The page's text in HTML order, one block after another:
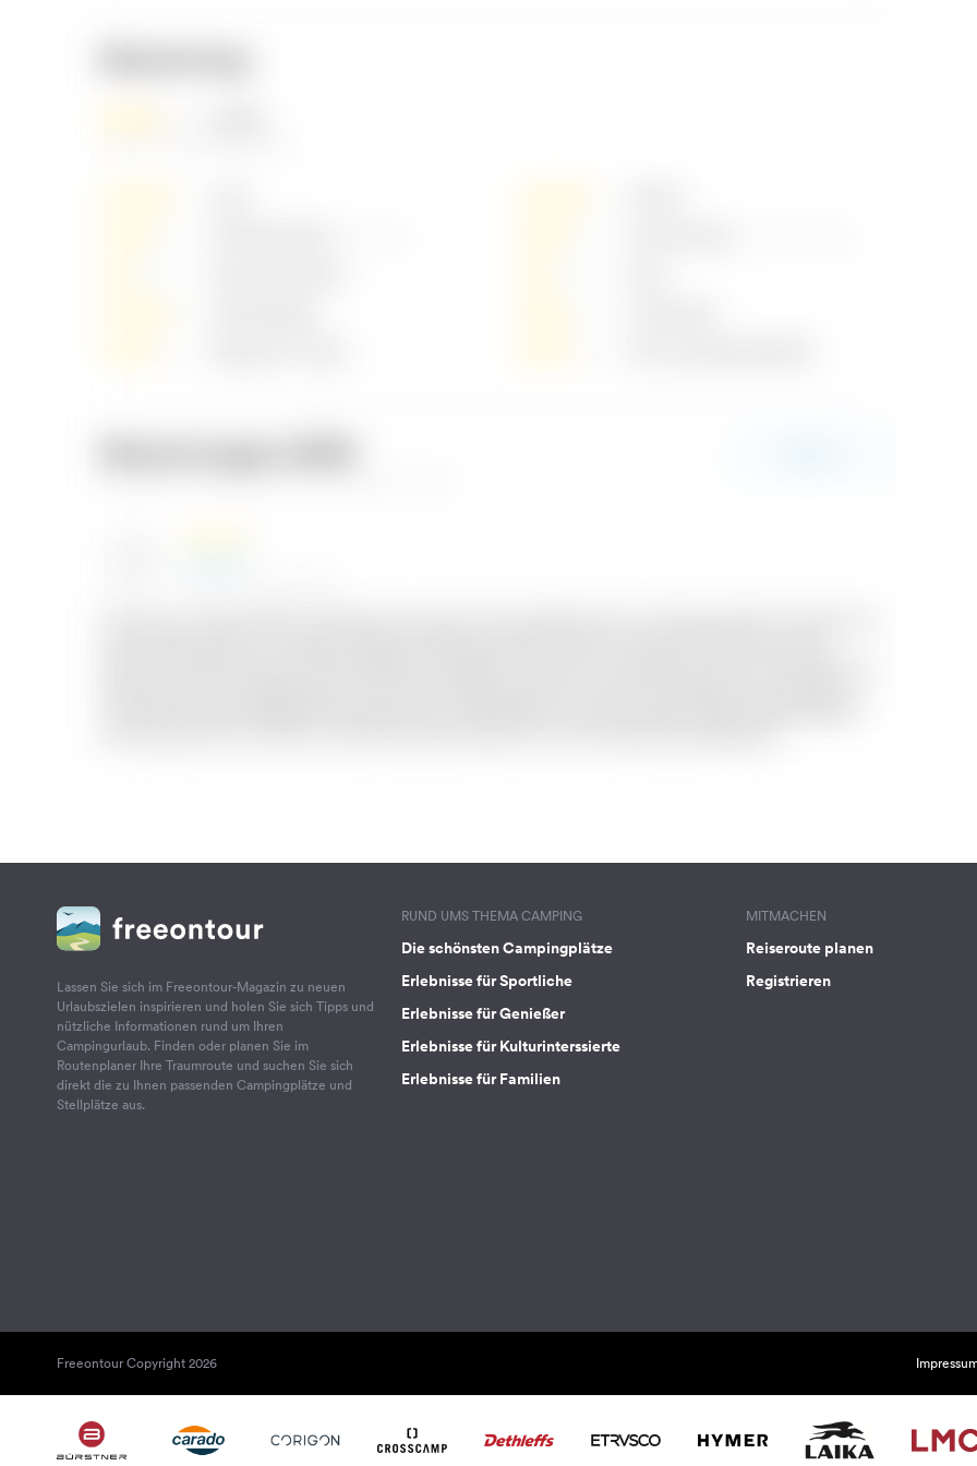
Lassen Sie sich im Freeontour-Magazin zu neuen
Urlaubszielen inspirieren und holen Sie sich Tipps und
nützliche Informationen rund um Ihren
Campingurlaub. Finden oder planen Sie im
Routenplaner Ihre Traumroute und suchen Sie sich
direkt die zu Ihnen passenden Campingplätze und
Stellplätze aus.
RUND UMS THEMA CAMPING
Die schönsten Campingplätze
Erlebnisse für Sportliche
Erlebnisse für Genießer
Erlebnisse für Kulturinterssierte
Erlebnisse für Familien
MITMACHEN
Reiseroute planen
Registrieren
Freeontour Copyright 2026